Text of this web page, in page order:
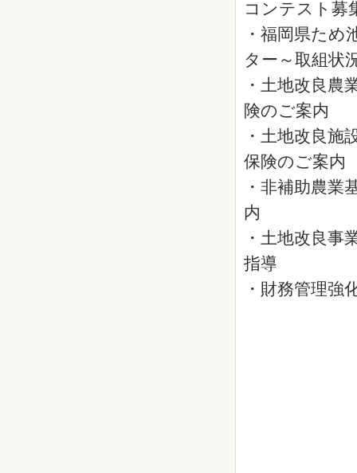
コンテスト募
・福岡県ため
ター～取組状
・土地改良農
険のご案内
・土地改良施
保険のご案内
・非補助農業
内
・土地改良事
指導
・財務管理強